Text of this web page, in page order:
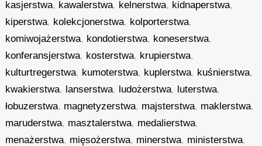
kasjerstwa, kawalerstwa, kelnerstwa, kidnaperstwa,
kiperstwa, kolekcjonerstwa, kolporterstwa,
komiwojażerstwa, kondotierstwa, koneserstwa,
konferansjerstwa, kosterstwa, krupierstwa,
kulturtregerstwa, kumoterstwa, kuplerstwa, kuśnierstwa,
kwakierstwa, lanserstwa, ludożerstwa, luterstwa,
łobuzerstwa, magnetyzerstwa, majsterstwa, maklerstwa,
maruderstwa, masztalerstwa, medalierstwa,
menażerstwa, mięsożerstwa, minerstwa, ministerstwa,